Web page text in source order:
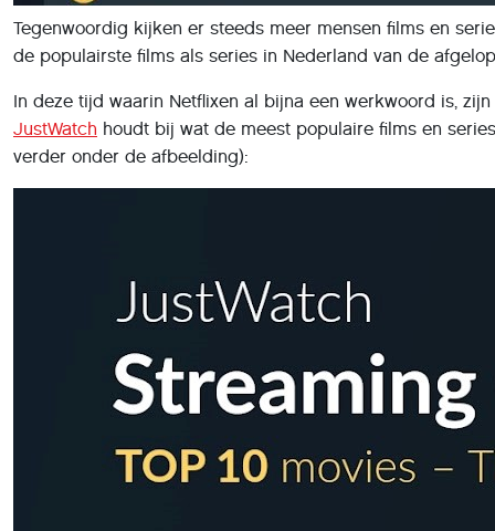
Tegenwoordig kijken er steeds meer mensen films en
de populairste films als series in Nederland van de
In deze tijd waarin Netflixen al bijna een werkwoord is,
JustWatch houdt bij wat de meest populaire films en
verder onder de afbeelding):